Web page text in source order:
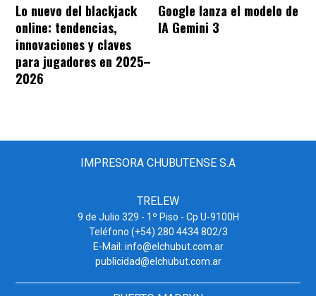
Lo nuevo del blackjack
online: tendencias,
innovaciones y claves
para jugadores en 2025–
2026
Google lanza el modelo de
IA Gemini 3
IMPRESORA CHUBUTENSE S.A
TRELEW
9 de Julio 329 - 1º Piso - Cp U-9100H
Teléfono (+54) 280 4434 802/3
E-Mail: info@elchubut.com.ar
publicidad@elchubut.com.ar